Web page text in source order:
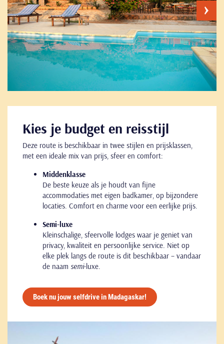
Kies je budget en reisstijl
Deze route is beschikbaar in twee stijlen en prijsklassen,
met een ideale mix van prijs, sfeer en comfort:
Middenklasse
De beste keuze als je houdt van fijne
accommodaties met eigen badkamer, op bijzondere
locaties. Comfort en charme voor een eerlijke prijs.
Semi-luxe
Kleinschalige, sfeervolle lodges waar je geniet van
privacy, kwaliteit en persoonlijke service. Niet op
elke plek langs de route is dit beschikbaar – vandaar
de naam semi-luxe.
Boek nu jouw selfdrive in Madagaskar!